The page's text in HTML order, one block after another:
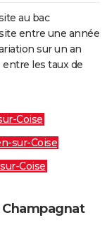
au bac
entre une année
sur un an
les taux de
Coise
sur-Coise
Coise